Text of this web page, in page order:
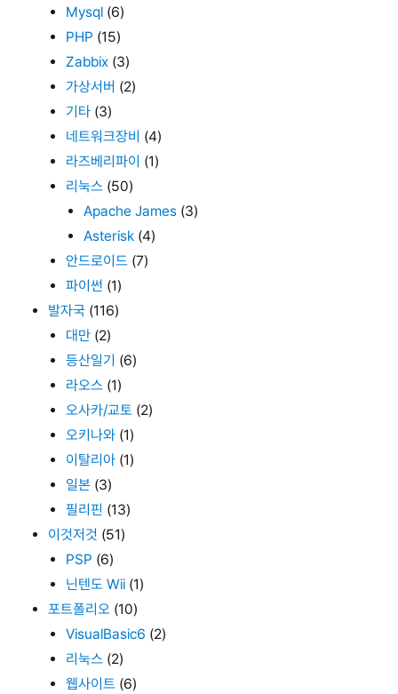
Mysql (6)
PHP (15)
Zabbix (3)
가상서버 (2)
기타 (3)
네트워크장비 (4)
라즈베리파이 (1)
리눅스 (50)
Apache James (3)
Asterisk (4)
안드로이드 (7)
파이썬 (1)
발자국 (116)
대만 (2)
등산일기 (6)
라오스 (1)
오사카/교토 (2)
오키나와 (1)
이탈리아 (1)
일본 (3)
필리핀 (13)
이것저것 (51)
PSP (6)
닌텐도 Wii (1)
포트폴리오 (10)
VisualBasic6 (2)
리눅스 (2)
웹사이트 (6)